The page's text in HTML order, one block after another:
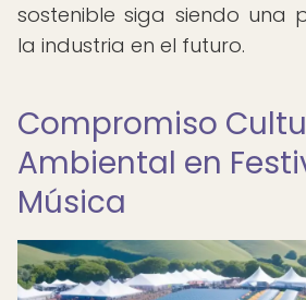
sostenible siga siendo una
la industria en el futuro.
Compromiso
Ambiental en
Música